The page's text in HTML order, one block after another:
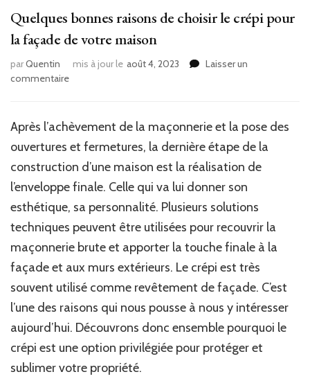
Quelques bonnes raisons de choisir le crépi pour
la façade de votre maison
parQuentin mis à jour le août 4, 2023
Laisser un
commentairesur
raisons
choisir
le
crépi
pour
la
façade
de
votre
maison
Après l’achèvement de la maçonnerie et la pose des
ouvertures et fermetures, la dernière étape de la
construction d’une maison est la réalisation de
l’enveloppe finale. Celle qui va lui donner son
esthétique, sa personnalité. Plusieurs solutions
techniques peuvent être utilisées pour recouvrir la
maçonnerie brute et apporter la touche finale à la
façade et aux murs extérieurs. Le crépi est très
souvent utilisé comme revêtement de façade. C’est
l’une des raisons qui nous pousse à nous y intéresser
aujourd’hui. Découvrons donc ensemble pourquoi le
crépi est une option privilégiée pour protéger et
sublimer votre propriété.